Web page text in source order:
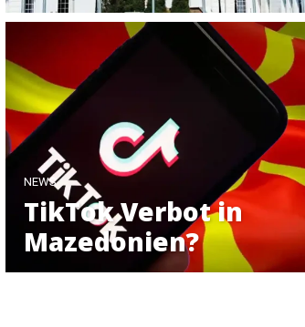
NEWS
TikTok Verbot in
Mazedonien?